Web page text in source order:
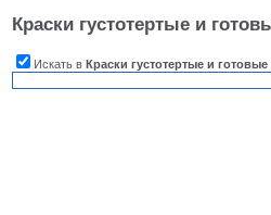
Краски густотертые и
Искать в Краски густотертые и